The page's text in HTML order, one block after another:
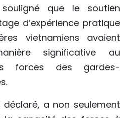
que le soutien
d’expérience pratique
vietnamiens avaient
significative au
forces des gardes-
a non seulement